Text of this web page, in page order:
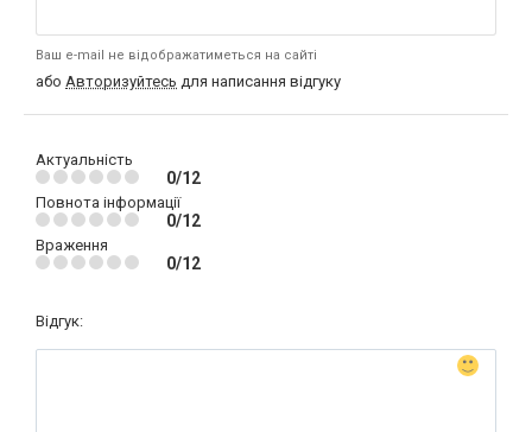
Ваш e-mail не відображатиметься на сайті
або Авторизуйтесь для написання відгуку
Актуальність
0/12
Повнота інформації
0/12
Враження
0/12
Відгук: